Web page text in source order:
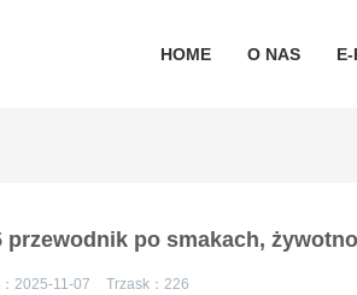
HOME O NAS
po smakach,
2025-11-07 Trzask：226